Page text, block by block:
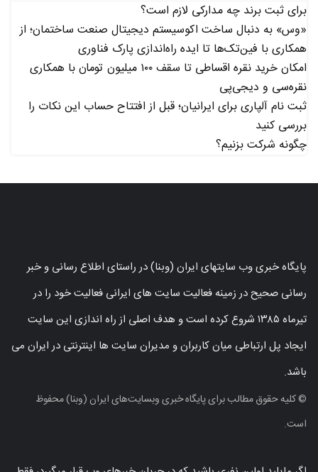
برای ثبت برند چه مدارکی لازم است؟
«وس» به دنبال ساخت اکوسیستم دیجیتال صنعت ساختمان؛ از
همکاری با فین‌تک‌ها تا ایده راه‌اندازی پارک فناوری
امکان خرید نقره اقساطی تا سقف ۱۰۰ میلیون تومان با همکاری
نقره‌سی و دیجی‌پی
ثبت نام آلپاری برای ایرانیان؛ قبل از افتتاح حساب این نکات را
بررسی کنید
چگونه شرکت بزنیم؟
پایگاه خبری وب سایتهای ایران (وبنا) در راستای اطلاع رسانی و خبر
رسانی صحیح در زمینه فعالیت سایت های ایرانی فعالیت خود را در
تیرماه ۱۳۸۵ شروع کرده است و هدف اصلی از راه اندازی این سایت
ایجاد پل ارتباطی میان کاربران و مدیران سایت ها اینترنتی در ایران می
باشد.
© کلیه حقوق مطالب برای پایگاه خبری وبسایت‌های ایران (وبنا) محفوظ
است.